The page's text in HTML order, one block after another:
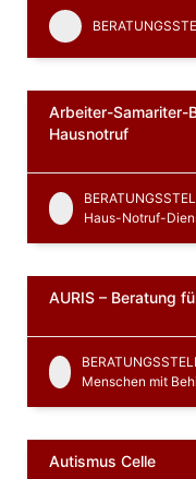
Arbeiter-Samariter-
Hausnotruf
Haus-Notruf-
AURIS – Beratung
Menschen mit
Autismus Celle